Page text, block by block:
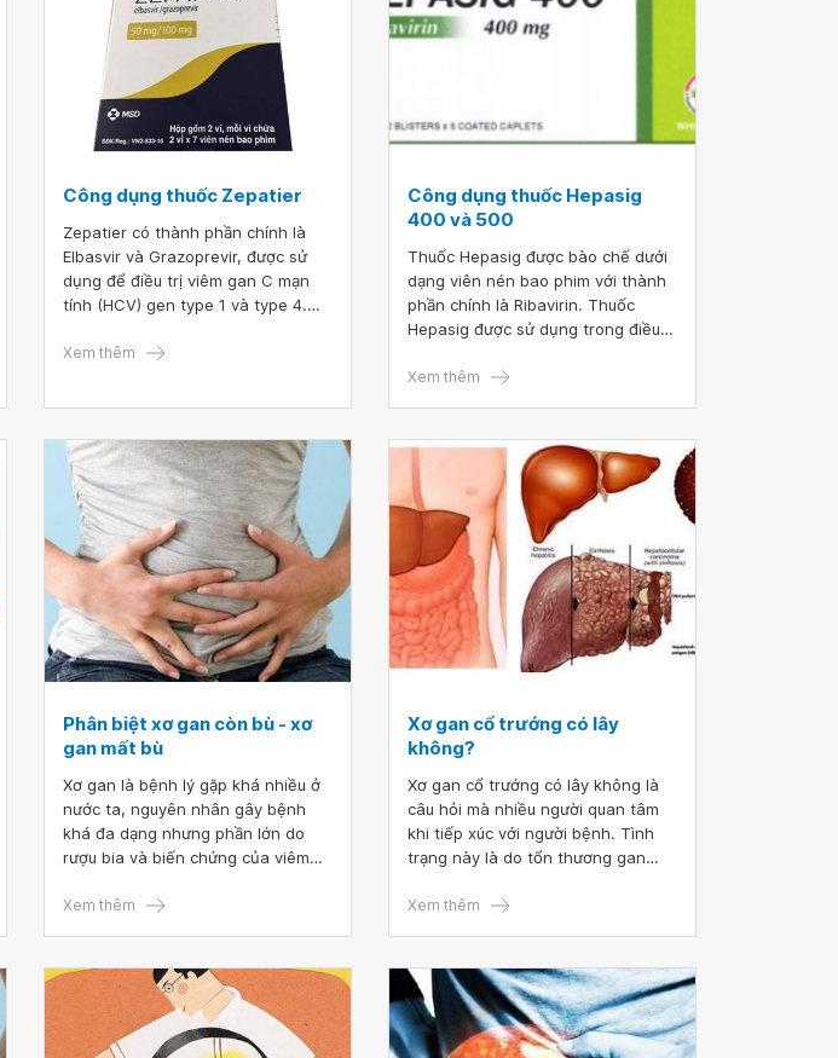
Công dụng thuốc Zepatier
Zepatier có thành phần chính là
Elbasvir và Grazoprevir, được sử
dụng để điều trị viêm gan C mạn
tính (HCV) gen type 1 và type 4.
lưu ý khi sử dụng thuốc Zepatier là
Xem thêm
Công dụng thuốc Hepasig
400 và 500
Thuốc Hepasig được bào chế dưới
dạng viên nén bao phim với thành
phần chính là Ribavirin. Thuốc
Hepasig được sử dụng trong điều
Xem thêm
Phân biệt xơ gan còn bù - xơ
gan mất bù
Xơ gan là bệnh lý gặp khá nhiều ở
nước ta, nguyên nhân gây bệnh
khá đa dạng nhưng phần lớn do
rượu bia và biến chứng của viêm
đoạn: Xơ gan còn bù và xơ gan mất
Xem thêm
Xơ gan cổ trướng có lây
không?
Xơ gan cổ trướng có lây không là
câu hỏi mà nhiều người quan tâm
khi tiếp xúc với người bệnh. Tình
trạng này là do tổn thương gan
Bệnh không chỉ ảnh hưởng đến sức
thực hư vấn đề này như thế nào?
Hãy cùng tìm hiểu rõ hơn trong bài
viết này.
Xem thêm